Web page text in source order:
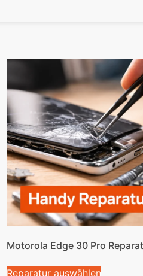
Motorola Edge 30 Pro
Reparatur auswählen